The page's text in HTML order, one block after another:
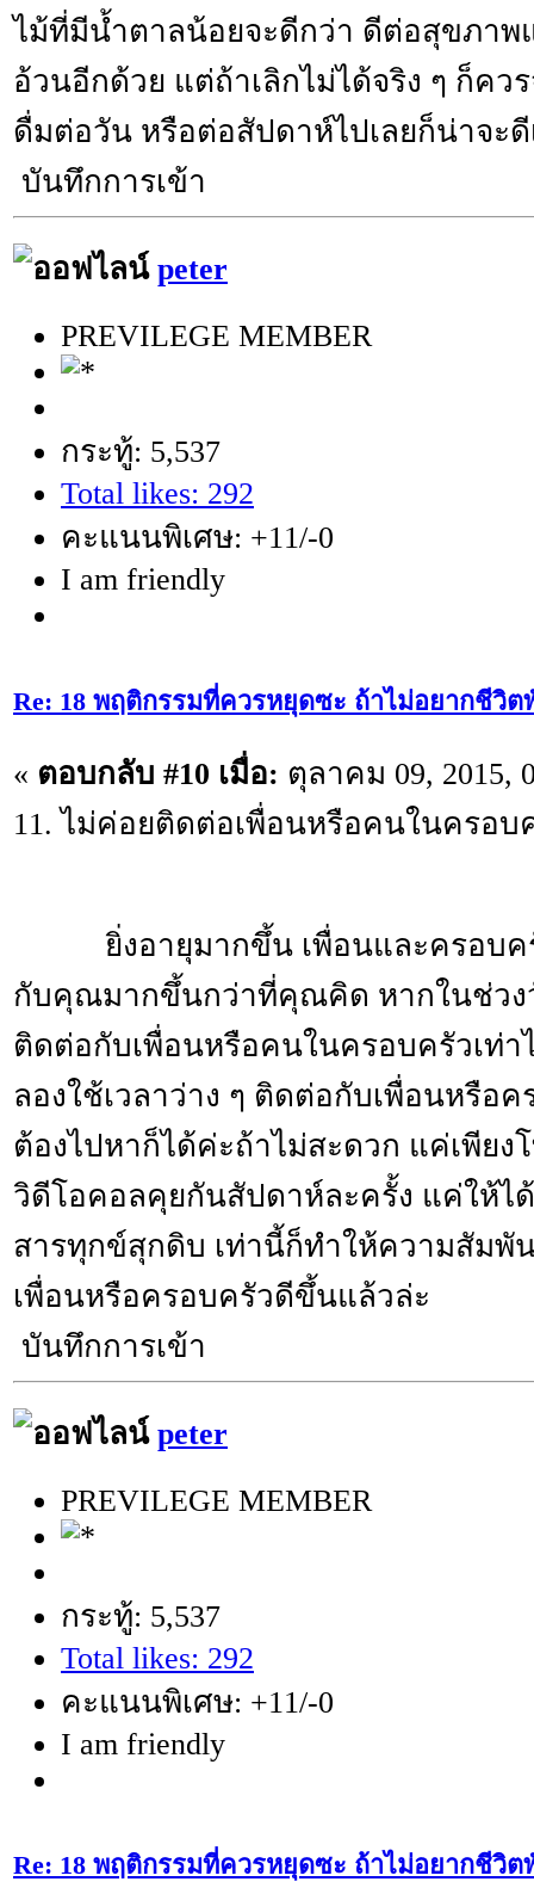
ไม้ที่มีน­­­­้ำตาลน้อยจะดีกว่า ดีต่อสุขภาพ
อ้วนอีกด้วย แต่ถ้าเลิกไม่ได้จริง ๆ ก็ค
ดื่มต่อวัน หรือต่อสัปดาห์ไปเลยก็น่าจะ
บันทึกการเข้า
peter
PREVILEGE MEMBER
กระทู้: 5,537
Total likes: 292
คะแนนพิเศษ: +11/-0
I am friendly
Re: 18 พฤติกรรมที่ควรหยุดซะ ถ้าไม่อยากชีวิต
« ตอบกลับ #10 เมื่อ: ตุลาคม 09, 2015,
11. ไม่ค่อยติดต่อเพื่อนหรือคนในครอบ
ยิ่งอายุมากขึ้น เพื่อนและครอบค
กับคุณมากขึ้นกว่าที่คุณคิด หากในช่ว
ติดต่อกับเพื่อนหรือคนในครอบครัว­­­­เท่า
ลองใช้เวลาว่าง ๆ ติดต่อกับเพื่อนหรือค
ต้องไปหาก็ได้ค่ะถ้าไม่สะดวก แค่เพียง
วิดีโอคอลคุยกันสัปดาห์ละครั้ง แค่ให้ไ
สารทุกข์สุกดิบ เท่านี้ก็ทำให้ความสัมพั
เพื่อนหรือครอบครัวดีข­­­­ึ้นแล้วล่ะ
บันทึกการเข้า
peter
PREVILEGE MEMBER
กระทู้: 5,537
Total likes: 292
คะแนนพิเศษ: +11/-0
I am friendly
Re: 18 พฤติกรรมที่ควรหยุดซะ ถ้าไม่อยากชีวิต